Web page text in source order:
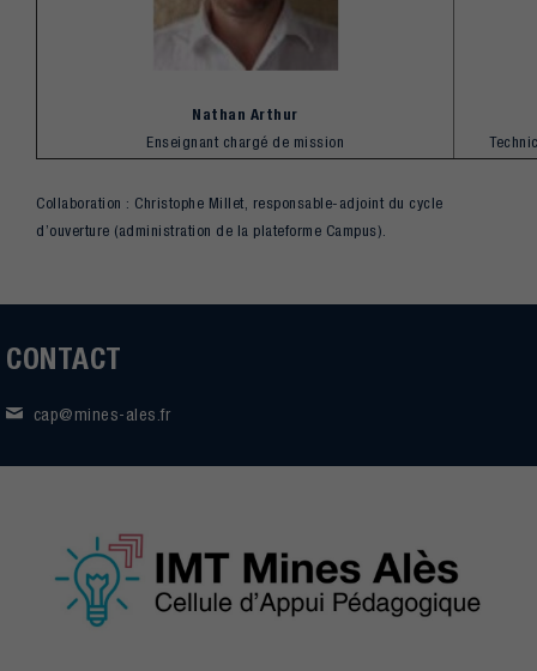
Nathan Arthur
Enseignant chargé de mission
Collaboration : Christophe Millet, responsable-adjoint du cycle
d’ouverture (administration de la plateforme Campus).
CONTACT
cap@mines-ales.fr